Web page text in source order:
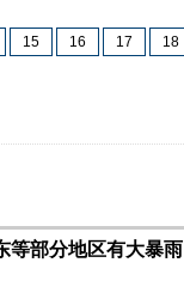
15 16 17 18
等部分地区有大暴雨